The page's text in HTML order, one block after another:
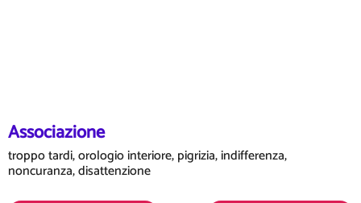
Associazione
troppo tardi, orologio interiore, pigrizia, indifferenza,
noncuranza, disattenzione